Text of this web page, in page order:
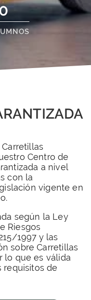
Centro de
a nivel
con la
vigente en
según la Ley
Riesgos
1997 y las
sobre Carretillas
lo que es válida
requisitos de